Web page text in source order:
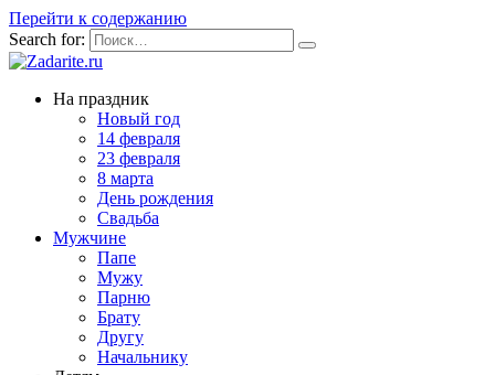
Перейти к содержанию
Search for:
На праздник
Новый год
14 февраля
23 февраля
8 марта
День рождения
Свадьба
Мужчине
Папе
Мужу
Парню
Брату
Другу
Начальнику